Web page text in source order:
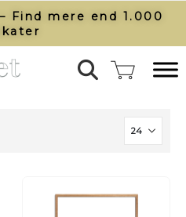
Find mere end 1.000